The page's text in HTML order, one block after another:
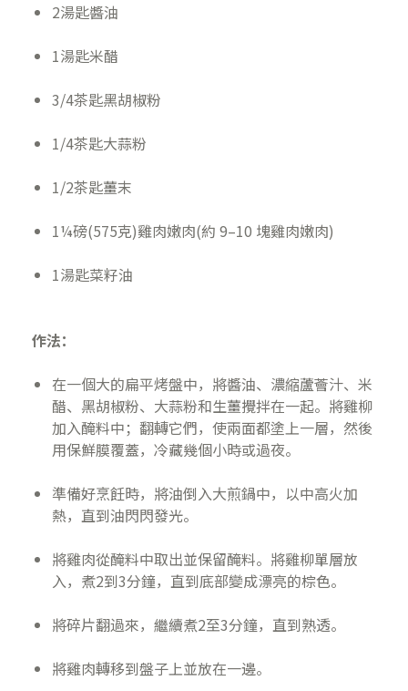
2湯匙醬油
1湯匙米醋
3/4茶匙黑胡椒粉
1/4茶匙大蒜粉
1/2茶匙薑末
1¼磅(575克)雞肉嫩肉(約 9–10 塊雞肉嫩肉)
1湯匙菜籽油
作法：
在一個大的扁平烤盤中，將醬油、濃縮蘆薈汁、米
醋、黑胡椒粉、大蒜粉和生薑攪拌在一起。將雞柳
加入醃料中；翻轉它們，使兩面都塗上一層，然後
用保鮮膜覆蓋，冷藏幾個小時或過夜。
準備好烹飪時，將油倒入大煎鍋中，以中高火加
熱，直到油閃閃發光。
將雞肉從醃料中取出並保留醃料。將雞柳單層放
入，煮2到3分鐘，直到底部變成漂亮的棕色。
將碎片翻過來，繼續煮2至3分鐘，直到熟透。
將雞肉轉移到盤子上並放在一邊。